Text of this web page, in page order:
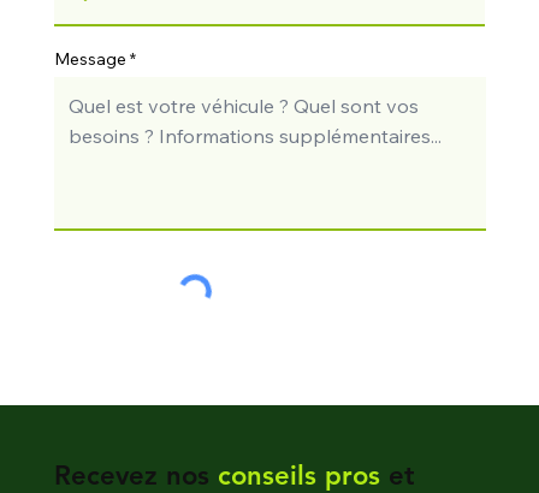
Message
Recevez nos conseils proset